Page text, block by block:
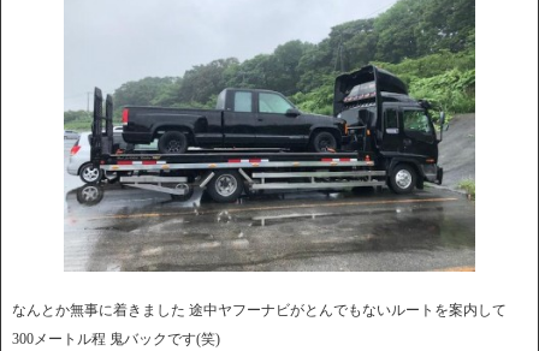
なんとか無事に着きました 途中ヤフーナビがとんでもないルートを案内して
300メートル程 鬼バックです(笑)